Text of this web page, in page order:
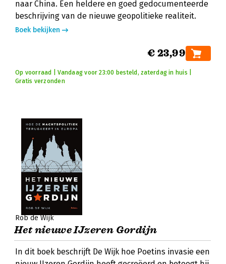
naar China. Een heldere en goed gedocumenteerde
beschrijving van de nieuwe geopolitieke realiteit.
Boek bekijken
€ 23,99
Op voorraad | Vandaag voor 23:00 besteld, zaterdag in huis |
Gratis verzonden
Rob de Wijk
Het nieuwe IJzeren Gordijn
In dit boek beschrijft De Wijk hoe Poetins invasie een